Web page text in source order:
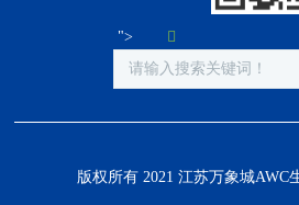
">
版权所有 2021 江苏万象城AWC